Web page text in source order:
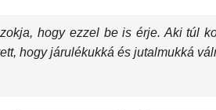
hogy ezzel be is érje. Aki túl
hogy járulékukká és jutalmukká